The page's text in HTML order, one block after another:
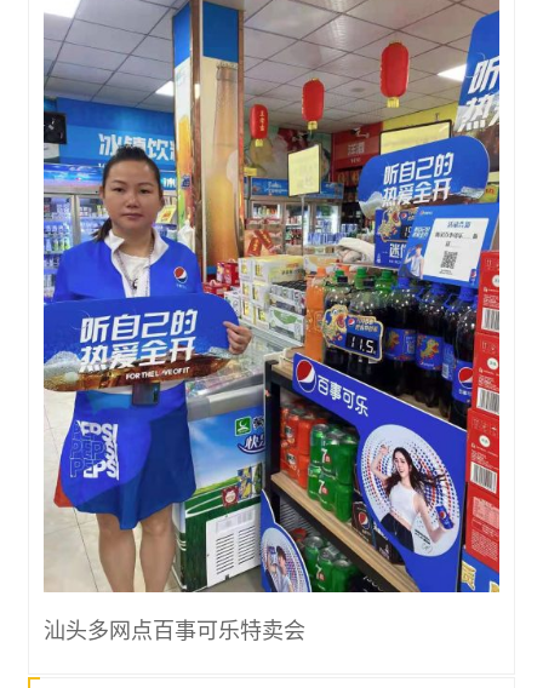
汕头多网点百事可乐特卖会